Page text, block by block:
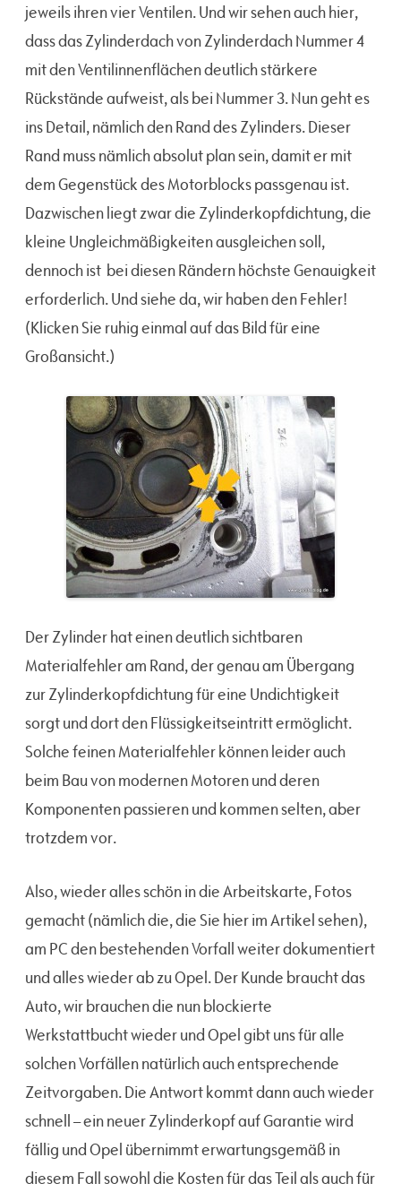
jeweils ihren vier Ventilen. Und wir sehen auch hier,
dass das Zylinderdach von Zylinderdach Nummer 4
mit den Ventilinnenflächen deutlich stärkere
Rückstände aufweist, als bei Nummer 3. Nun geht es
ins Detail, nämlich den Rand des Zylinders. Dieser
Rand muss nämlich absolut plan sein, damit er mit
dem Gegenstück des Motorblocks passgenau ist.
Dazwischen liegt zwar die Zylinderkopfdichtung, die
kleine Ungleichmäßigkeiten ausgleichen soll,
dennoch ist bei diesen Rändern höchste Genauigkeit
erforderlich. Und siehe da, wir haben den Fehler!
(Klicken Sie ruhig einmal auf das Bild für eine
Großansicht.)
Der Zylinder hat einen deutlich sichtbaren
Materialfehler am Rand, der genau am Übergang
zur Zylinderkopfdichtung für eine Undichtigkeit
sorgt und dort den Flüssigkeitseintritt ermöglicht.
Solche feinen Materialfehler können leider auch
beim Bau von modernen Motoren und deren
Komponenten passieren und kommen selten, aber
trotzdem vor.
Also, wieder alles schön in die Arbeitskarte, Fotos
gemacht (nämlich die, die Sie hier im Artikel sehen),
am PC den bestehenden Vorfall weiter dokumentiert
und alles wieder ab zu Opel. Der Kunde braucht das
Auto, wir brauchen die nun blockierte
Werkstattbucht wieder und Opel gibt uns für alle
solchen Vorfällen natürlich auch entsprechende
Zeitvorgaben. Die Antwort kommt dann auch wieder
schnell – ein neuer Zylinderkopf auf Garantie wird
fällig und Opel übernimmt erwartungsgemäß in
diesem Fall sowohl die Kosten für das Teil als auch für